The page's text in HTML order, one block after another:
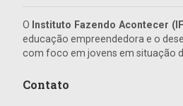
O Instituto Fazendo Acontecer
educação empreendedora e o
com foco em jovens em situação
Contato